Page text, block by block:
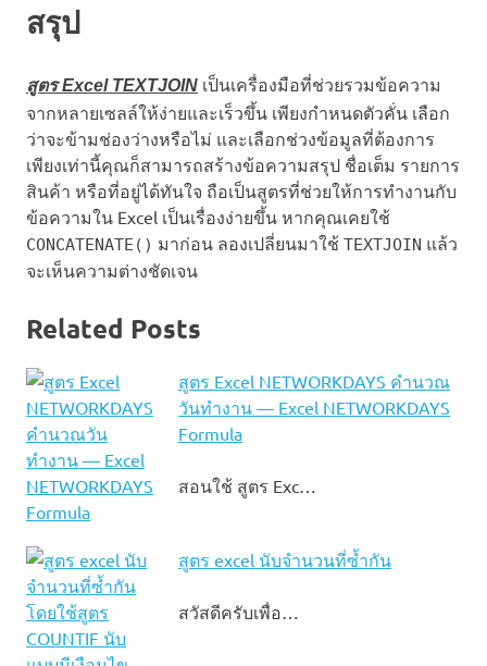
สรุป
สูตร Excel TEXTJOIN เป็นเครื่องมือที่ช่วยรวมข้อความ
จากหลายเซลล์ให้ง่ายและเร็วขึ้น เพียงกำหนดตัวคั่น เลือก
ว่าจะข้ามช่องว่างหรือไม่ และเลือกช่วงข้อมูลที่ต้องการ
เพียงเท่านี้คุณก็สามารถสร้างข้อความสรุป ชื่อเต็ม รายการ
สินค้า หรือที่อยู่ได้ทันใจ ถือเป็นสูตรที่ช่วยให้การทำงานกับ
ข้อความใน Excel เป็นเรื่องง่ายขึ้น หากคุณเคยใช้
CONCATENATE() มาก่อน ลองเปลี่ยนมาใช้ TEXTJOIN แล้ว
จะเห็นความต่างชัดเจน
Related Posts
สูตร Excel NETWORKDAYS คำนวณ
วันทำงาน — Excel NETWORKDAYS
Formula
สอนใช้ สูตร Exc…
สูตร excel นับจํานวนที่ซ้ำกัน
สวัสดีครับเพื่อ…